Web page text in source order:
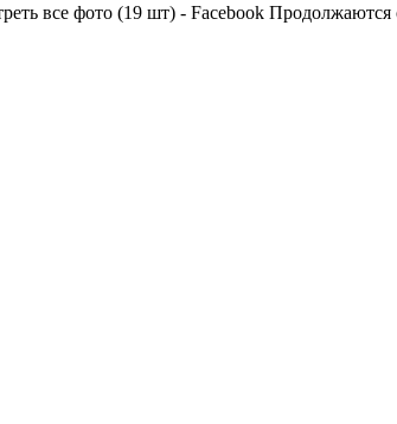
все фото (19 шт) - Facebook Продолжаются